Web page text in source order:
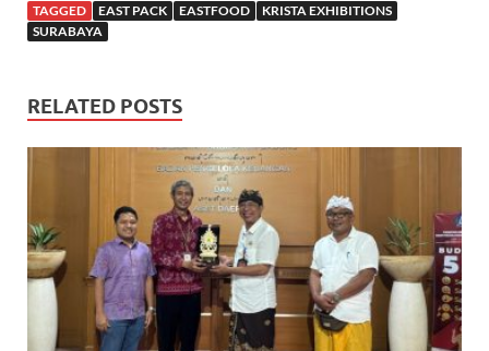
TAGGED EAST PACK EASTFOOD
KRISTA EXHIBITIONS
SURABAYA
RELATED POSTS